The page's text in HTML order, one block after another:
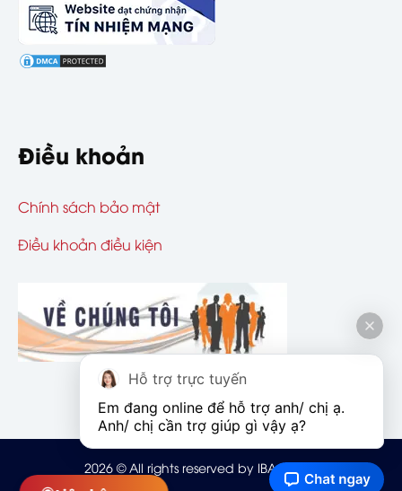
Điều khoản
Chính sách bảo mật
Điều khoản điều kiện
2026 © All rights reserved by IBAOHIEM
Hỗ trợ trực tuyến
Em đang online để hỗ trợ anh/ chị ạ.
Anh/ chị cần trợ giúp gì vậy ạ?